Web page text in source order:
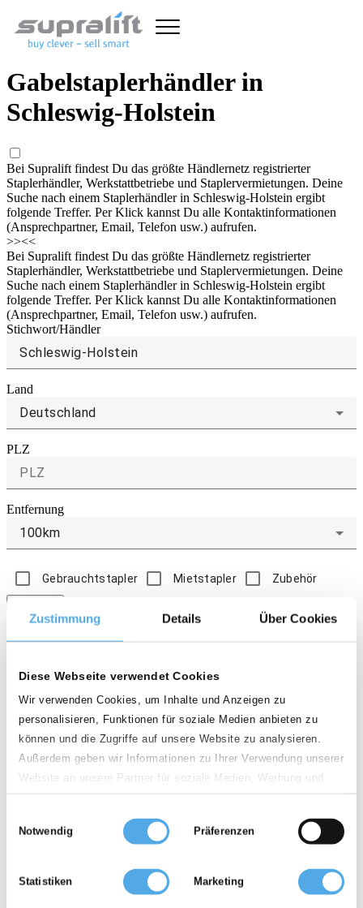
Zustimmung Details Über Cookies
Diese Webseite verwendet Cookies
Wir verwenden Cookies, um Inhalte und Anzeigen zu
personalisieren, Funktionen für soziale Medien anbieten zu
können und die Zugriffe auf unsere Website zu analysieren.
Außerdem geben wir Informationen zu Ihrer Verwendung unserer
Website an unsere Partner für soziale Medien, Werbung und
Analysen weiter. Unsere Partner führen diese Informationen
möglicherweise mit weiteren Daten zusammen, die Sie ihnen
bereitgestellt haben oder die sie im Rahmen Ihrer Nutzung der
Notwendig Präferenzen
Statistiken Marketing
Gabelstaplerhändler in
Schleswig-Holstein
Bei Supralift findest Du das größte Händlernetz registrierter
Staplerhändler, Werkstattbetriebe und Staplervermietungen. Deine
Suche nach einem Staplerhändler in Schleswig-Holstein ergibt
folgende Treffer. Per Klick kannst Du alle Kontaktinformationen
(Ansprechpartner, Email, Telefon usw.) aufrufen.
>><<
Bei Supralift findest Du das größte Händlernetz registrierter
Staplerhändler, Werkstattbetriebe und Staplervermietungen. Deine
Suche nach einem Staplerhändler in Schleswig-Holstein ergibt
folgende Treffer. Per Klick kannst Du alle Kontaktinformationen
(Ansprechpartner, Email, Telefon usw.) aufrufen.
Stichwort/Händler
Land
Deutschland
PLZ
Entfernung
100km
Gebrauchtstapler Mietstapler Zubehör
24976, Handewitt OT Weding
Gebraucht